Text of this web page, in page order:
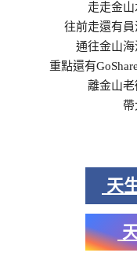
走走金山
往前走還有員
通往金山海
重點還有
離金山老
帶
天